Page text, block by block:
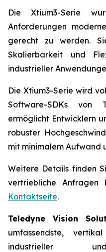
Die Xtium3-Serie
Anforderungen
gerecht zu werden.
Skalierbarkeit und
industrieller
Die Xtium3-Serie wird
Software-SDKs von
ermöglicht Entwicklern
robuster
mit minimalem Aufwand
Weitere Details finden
vertriebliche Anfragen
Kontaktseite.
Teledyne Vision
umfassendste,
industrieller